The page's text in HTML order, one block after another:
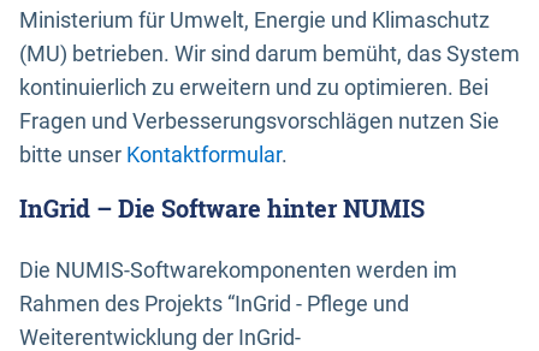
Ministerium für Umwelt, Energie und Klimaschutz
(MU) betrieben. Wir sind darum bemüht, das System
kontinuierlich zu erweitern und zu optimieren. Bei
Fragen und Verbesserungsvorschlägen nutzen Sie
bitte unser Kontaktformular.
InGrid – Die Software hinter NUMIS
Die NUMIS-Softwarekomponenten werden im
Rahmen des Projekts “InGrid - Pflege und
Weiterentwicklung der InGrid-